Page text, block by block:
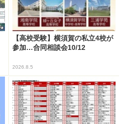
【高校受験】横須賀の私立4校が
参加…合同相談会10/12
2026.8.5